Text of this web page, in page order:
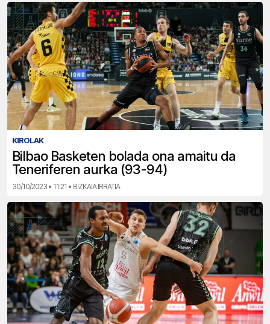
KIROLAK
Bilbao Basketen bolada ona amaitu da
Teneriferen aurka (93-94)
30/10/2023 • 11:21 • BIZKAIA IRRATIA